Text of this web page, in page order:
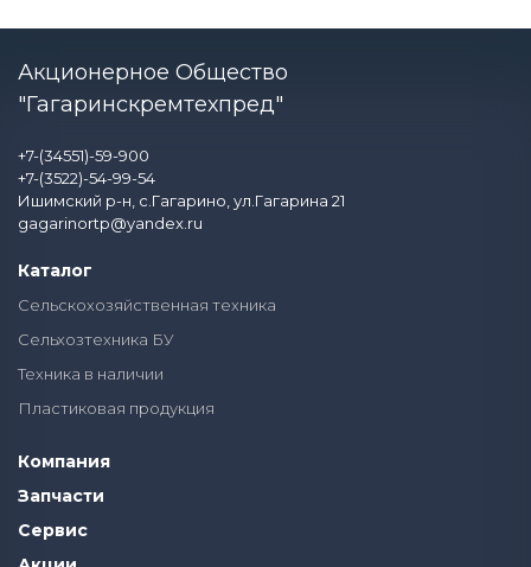
Акционерное Общество
"Гагаринскремтехпред"
+7-(34551)-59-900
+7-(3522)-54-99-54
Ишимский р-н, с.Гагарино, ул.Гагарина 21
gagarinortp@yandex.ru
Каталог
Сельскохозяйственная техника
Сельхозтехника БУ
Техника в наличии
Пластиковая продукция
Компания
Запчасти
Сервис